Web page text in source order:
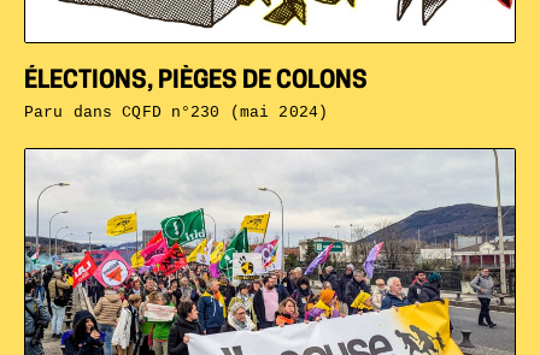
ÉLECTIONS, PIÈGES DE COLONS
Paru dansCQFD n°230 (mai 2024)